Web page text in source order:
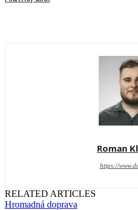
Roman
https://
RELATED ARTICLES
Hromadná doprava